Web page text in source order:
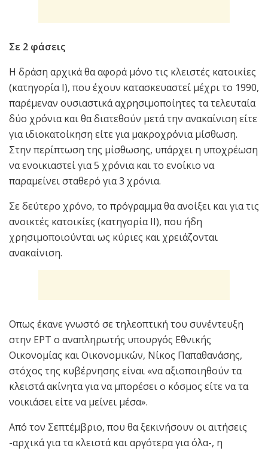
Σε 2 φάσεις
Η δράση αρχικά θα αφορά μόνο τις κλειστές κατοικίες
(κατηγορία Ι), που έχουν κατασκευαστεί μέχρι το 1990,
παρέμεναν ουσιαστικά αχρησιμοποίητες τα τελευταία
δύο χρόνια και θα διατεθούν μετά την ανακαίνιση είτε
για ιδιοκατοίκηση είτε για μακροχρόνια μίσθωση.
Στην περίπτωση της μίσθωσης, υπάρχει η υποχρέωση
να ενοικιαστεί για 5 χρόνια και το ενοίκιο να
παραμείνει σταθερό για 3 χρόνια.
Σε δεύτερο χρόνο, το πρόγραμμα θα ανοίξει και για τις
ανοικτές κατοικίες (κατηγορία ΙΙ), που ήδη
χρησιμοποιούνται ως κύριες και χρειάζονται
ανακαίνιση.
Οπως έκανε γνωστό σε τηλεοπτική του συνέντευξη
στην ΕΡΤ ο αναπληρωτής υπουργός Εθνικής
Οικονομίας και Οικονομικών, Νίκος Παπαθανάσης,
στόχος της κυβέρνησης είναι «να αξιοποιηθούν τα
κλειστά ακίνητα για να μπορέσει ο κόσμος είτε να τα
νοικιάσει είτε να μείνει μέσα».
Από τον Σεπτέμβριο, που θα ξεκινήσουν οι αιτήσεις
-αρχικά για τα κλειστά και αργότερα για όλα-, η